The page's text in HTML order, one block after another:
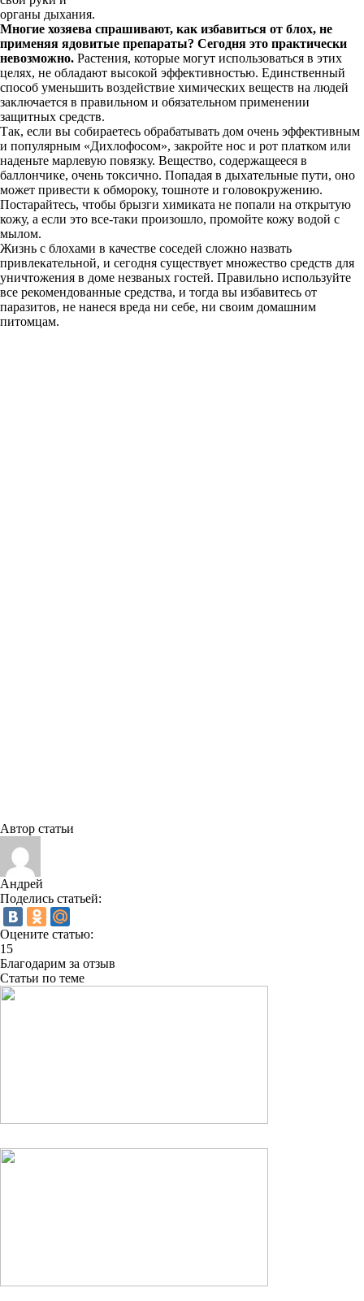
органы дыхания.
Многие хозяева спрашивают, как избавиться от блох, не
применяя ядовитые препараты? Сегодня это практически
невозможно. Растения, которые могут использоваться в этих
целях, не обладают высокой эффективностью. Единственный
способ уменьшить воздействие химических веществ на людей
заключается в правильном и обязательном применении
защитных средств.
Так, если вы собираетесь обрабатывать дом очень эффективным
и популярным «Дихлофосом», закройте нос и рот платком или
наденьте марлевую повязку. Вещество, содержащееся в
баллончике, очень токсично. Попадая в дыхательные пути, оно
может привести к обмороку, тошноте и головокружению.
Постарайтесь, чтобы брызги химиката не попали на открытую
кожу, а если это все-таки произошло, промойте кожу водой с
мылом.
Жизнь с блохами в качестве соседей сложно назвать
привлекательной, и сегодня существует множество средств для
уничтожения в доме незваных гостей. Правильно используйте
все рекомендованные средства, и тогда вы избавитесь от
паразитов, не нанеся вреда ни себе, ни своим домашним
питомцам.
Автор статьи
Андрей
Поделись статьей:
Оцените статью:
15
Благодарим за отзыв
Статьи по теме